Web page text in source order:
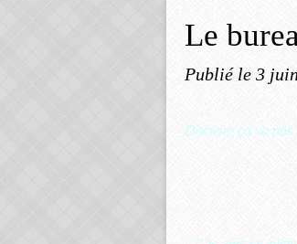
Le
Publié le 3
Docteur, ça va pas